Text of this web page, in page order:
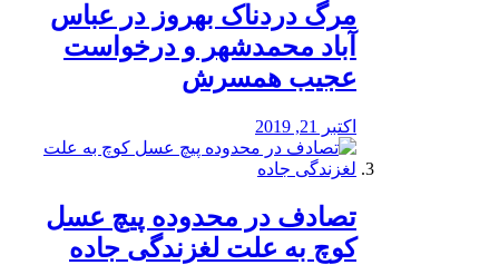
مرگ دردناک بهروز در عباس
آباد محمدشهر و درخواست
عجیب همسرش
اکتبر 21, 2019
تصادف در محدوده پیچ عسل
کوچ به علت لغزندگی جاده